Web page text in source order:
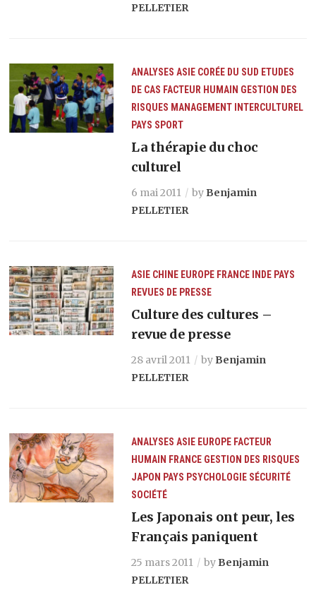
PELLETIER
ANALYSES ASIE CORÉE DU SUD ETUDES
DE CAS FACTEUR HUMAIN GESTION DES
RISQUES MANAGEMENT INTERCULTUREL
PAYS SPORT
La thérapie du choc
culturel
6 mai 2011 by Benjamin
PELLETIER
ASIE CHINE EUROPE FRANCE INDE PAYS
REVUES DE PRESSE
Culture des cultures –
revue de presse
28 avril 2011 by Benjamin
PELLETIER
ANALYSES ASIE EUROPE FACTEUR
HUMAIN FRANCE GESTION DES RISQUES
JAPON PAYS PSYCHOLOGIE SÉCURITÉ
SOCIÉTÉ
Les Japonais ont peur, les
Français paniquent
25 mars 2011 by Benjamin
PELLETIER